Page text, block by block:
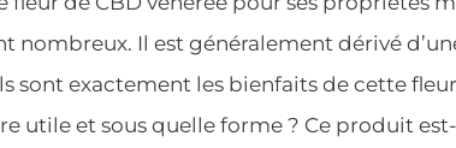
nombreux. Il est généralement dérivé
sont exactement les bienfaits de cette
utile et sous quelle forme ? Ce produit